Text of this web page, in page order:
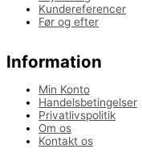
Kundereferencer
Før og efter
Information
Min Konto
Handelsbetingelser
Privatlivspolitik
Om os
Kontakt os